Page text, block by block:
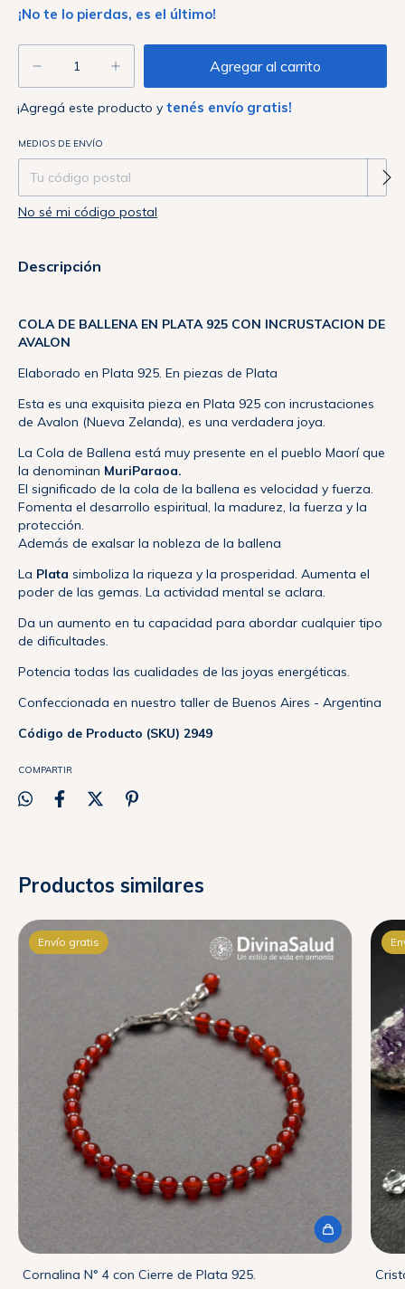
¡No te lo pierdas, es el último!
¡Agregá este producto y tenés envío gratis!
Entregas para el CP:
MEDIOS DE ENVÍO
No sé mi código postal
Descripción
COLA DE BALLENA EN PLATA 925 CON INCRUSTACION DE
AVALON
Elaborado en Plata 925. En piezas de Plata
Esta es una exquisita pieza en Plata 925 con incrustaciones
de Avalon (Nueva Zelanda), es una verdadera joya.
La Cola de Ballena está muy presente en el pueblo Maorí que
la denominan MuriParaoa.
El significado de la cola de la ballena es velocidad y fuerza.
Fomenta el desarrollo espiritual, la madurez, la fuerza y la
protección.
Además de exalsar la nobleza de la ballena
La Plata simboliza la riqueza y la prosperidad. Aumenta el
poder de las gemas. La actividad mental se aclara.
Da un aumento en tu capacidad para abordar cualquier tipo
de dificultades.
Potencia todas las cualidades de las joyas energéticas.
Confeccionada en nuestro taller de Buenos Aires - Argentina
Código de Producto (SKU) 2949
COMPARTIR
Productos similares
Envío gratis
Cornalina N° 4 con Cierre de Plata 925.